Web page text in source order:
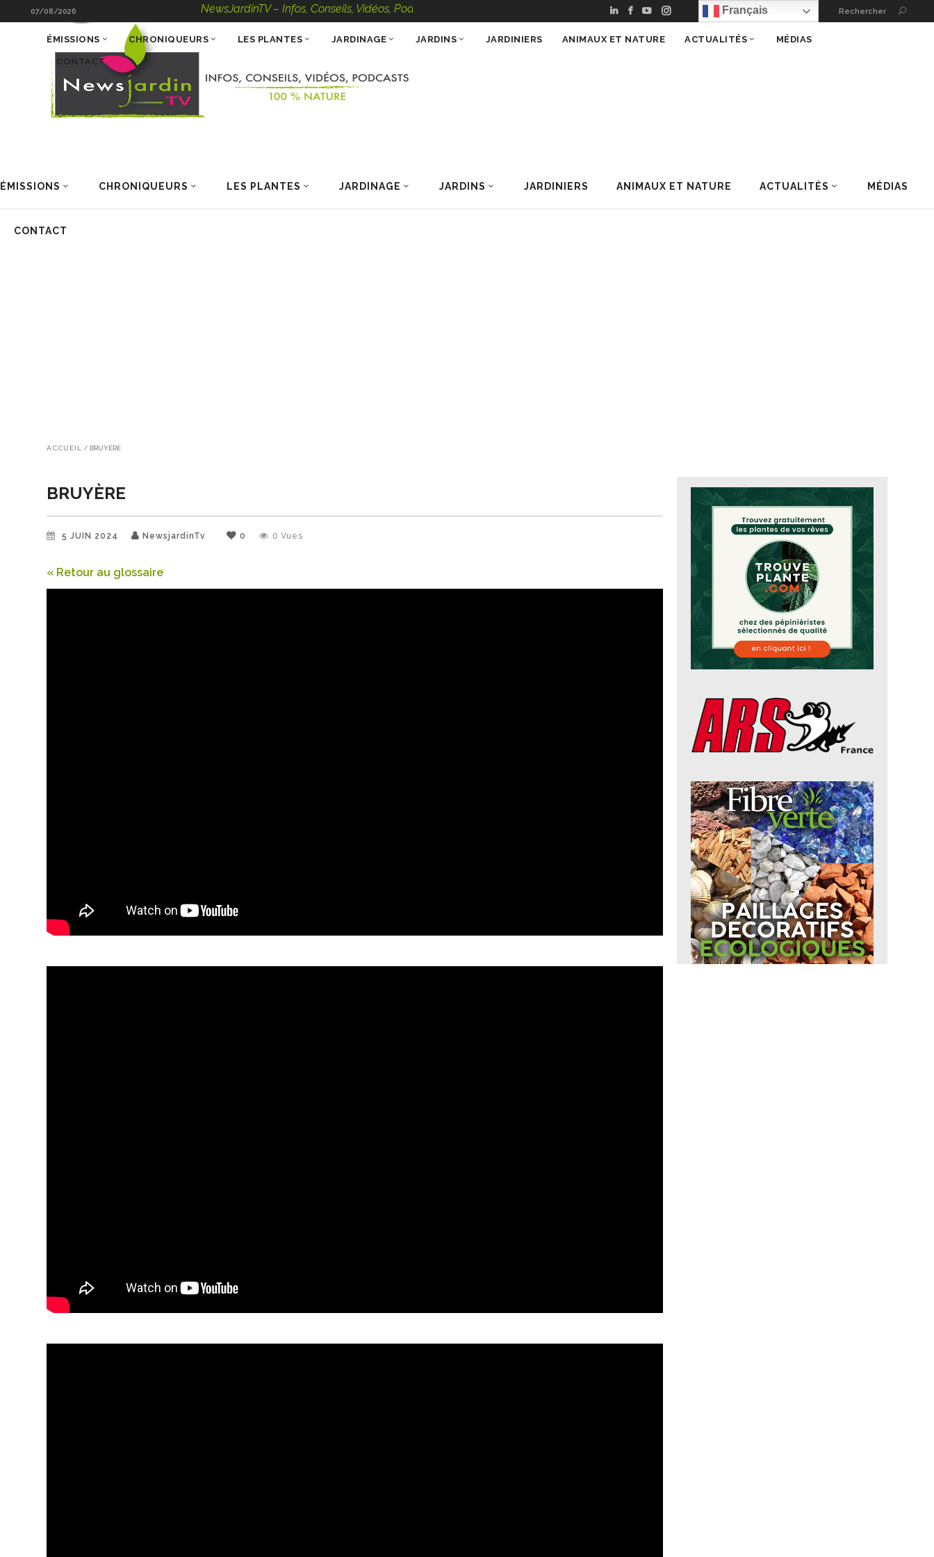
07/08/2026 NewsJardinTV – Infos, Conseils, Vidéos, Podcasts – 100 % Nature Français Rechercher
ÉMISSIONS CHRONIQUEURS LES PLANTES JARDINAGE JARDINS JARDINIERS ANIMAUX ET NATURE ACTUALITÉS MÉDIAS
CONTACT
ÉMISSIONS CHRONIQUEURS LES PLANTES JARDINAGE JARDINS JARDINIERS ANIMAUX ET NATURE ACTUALITÉS MÉDIAS
CONTACT
ACCUEIL / BRUYÈRE
BRUYÈRE
5 JUIN 2024 NewsjardinTv 0 0 Vues
« Retour au glossaire